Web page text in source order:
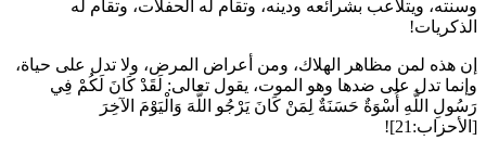
وسنته، ويتلاعب بشرائعه ودينه، وتقام له الحفلات، وتقام له
الذكريات!
إن هذه لمن مظاهر الهلاك، ومن أعراض المرض، ولا تدل على حياة،
وإنما تدل على ضدها وهو الموت، يقول تعالى: لَقَدْ كَانَ لَكُمْ فِي
رَسُولِ اللَّهِ أُسْوَةٌ حَسَنَةٌ لِمَنْ كَانَ يَرْجُو اللَّهَ وَالْيَوْمَ الآخِرَ
[الأحزاب:21]!